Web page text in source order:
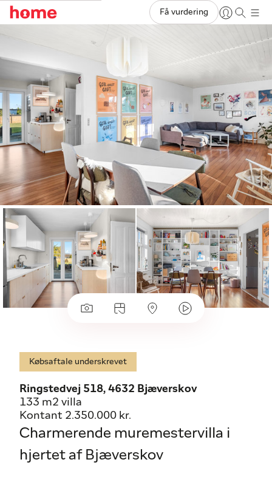
Få vurdering
Købsaftale underskrevet
Ringstedvej 518, 4632 Bjæverskov
133 m2 villa
Kontant 2.350.000 kr.
Charmerende muremestervilla i
hjertet af Bjæverskov